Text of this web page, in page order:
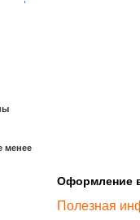
менее
Оформление
Полезная